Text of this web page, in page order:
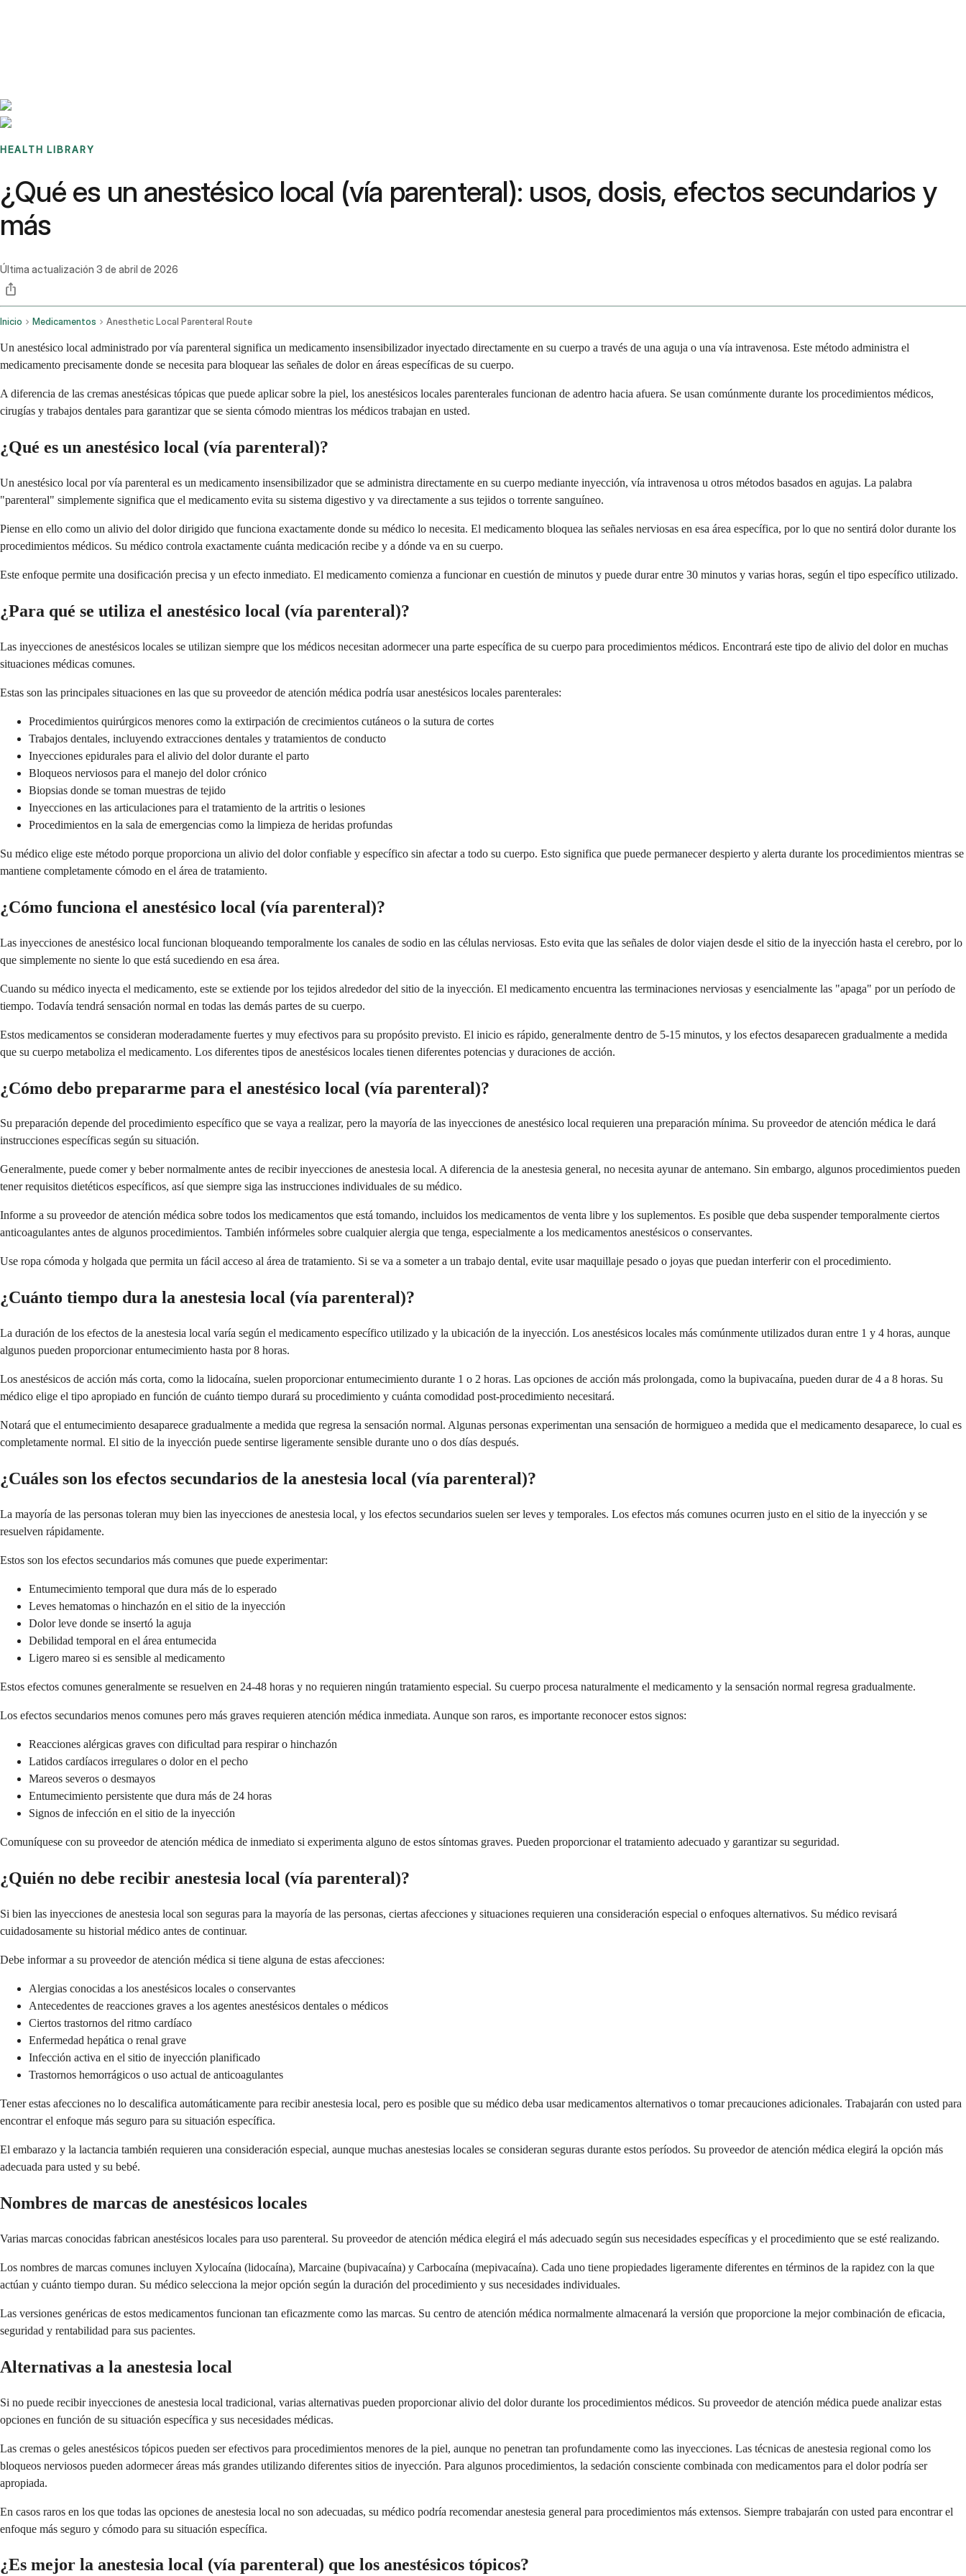
HEALTH LIBRARY
¿Qué es un anestésico local (vía parenteral): usos, dosis, efectos secundarios y
más
Última actualización 3 de abril de 2026
Inicio Medicamentos Anesthetic Local Parenteral Route
Un anestésico local administrado por vía parenteral significa un medicamento insensibilizador inyectado directamente en su cuerpo a través de una aguja o una vía intravenosa. Este método administra el
medicamento precisamente donde se necesita para bloquear las señales de dolor en áreas específicas de su cuerpo.
A diferencia de las cremas anestésicas tópicas que puede aplicar sobre la piel, los anestésicos locales parenterales funcionan de adentro hacia afuera. Se usan comúnmente durante los procedimientos médicos,
cirugías y trabajos dentales para garantizar que se sienta cómodo mientras los médicos trabajan en usted.
¿Qué es un anestésico local (vía parenteral)?
Un anestésico local por vía parenteral es un medicamento insensibilizador que se administra directamente en su cuerpo mediante inyección, vía intravenosa u otros métodos basados en agujas. La palabra
"parenteral" simplemente significa que el medicamento evita su sistema digestivo y va directamente a sus tejidos o torrente sanguíneo.
Piense en ello como un alivio del dolor dirigido que funciona exactamente donde su médico lo necesita. El medicamento bloquea las señales nerviosas en esa área específica, por lo que no sentirá dolor durante los
procedimientos médicos. Su médico controla exactamente cuánta medicación recibe y a dónde va en su cuerpo.
Este enfoque permite una dosificación precisa y un efecto inmediato. El medicamento comienza a funcionar en cuestión de minutos y puede durar entre 30 minutos y varias horas, según el tipo específico utilizado.
¿Para qué se utiliza el anestésico local (vía parenteral)?
Las inyecciones de anestésicos locales se utilizan siempre que los médicos necesitan adormecer una parte específica de su cuerpo para procedimientos médicos. Encontrará este tipo de alivio del dolor en muchas
situaciones médicas comunes.
Estas son las principales situaciones en las que su proveedor de atención médica podría usar anestésicos locales parenterales:
Procedimientos quirúrgicos menores como la extirpación de crecimientos cutáneos o la sutura de cortes
Trabajos dentales, incluyendo extracciones dentales y tratamientos de conducto
Inyecciones epidurales para el alivio del dolor durante el parto
Bloqueos nerviosos para el manejo del dolor crónico
Biopsias donde se toman muestras de tejido
Inyecciones en las articulaciones para el tratamiento de la artritis o lesiones
Procedimientos en la sala de emergencias como la limpieza de heridas profundas
Su médico elige este método porque proporciona un alivio del dolor confiable y específico sin afectar a todo su cuerpo. Esto significa que puede permanecer despierto y alerta durante los procedimientos mientras se
mantiene completamente cómodo en el área de tratamiento.
¿Cómo funciona el anestésico local (vía parenteral)?
Las inyecciones de anestésico local funcionan bloqueando temporalmente los canales de sodio en las células nerviosas. Esto evita que las señales de dolor viajen desde el sitio de la inyección hasta el cerebro, por lo
que simplemente no siente lo que está sucediendo en esa área.
Cuando su médico inyecta el medicamento, este se extiende por los tejidos alrededor del sitio de la inyección. El medicamento encuentra las terminaciones nerviosas y esencialmente las "apaga" por un período de
tiempo. Todavía tendrá sensación normal en todas las demás partes de su cuerpo.
Estos medicamentos se consideran moderadamente fuertes y muy efectivos para su propósito previsto. El inicio es rápido, generalmente dentro de 5-15 minutos, y los efectos desaparecen gradualmente a medida
que su cuerpo metaboliza el medicamento. Los diferentes tipos de anestésicos locales tienen diferentes potencias y duraciones de acción.
¿Cómo debo prepararme para el anestésico local (vía parenteral)?
Su preparación depende del procedimiento específico que se vaya a realizar, pero la mayoría de las inyecciones de anestésico local requieren una preparación mínima. Su proveedor de atención médica le dará
instrucciones específicas según su situación.
Generalmente, puede comer y beber normalmente antes de recibir inyecciones de anestesia local. A diferencia de la anestesia general, no necesita ayunar de antemano. Sin embargo, algunos procedimientos pueden
tener requisitos dietéticos específicos, así que siempre siga las instrucciones individuales de su médico.
Informe a su proveedor de atención médica sobre todos los medicamentos que está tomando, incluidos los medicamentos de venta libre y los suplementos. Es posible que deba suspender temporalmente ciertos
anticoagulantes antes de algunos procedimientos. También infórmeles sobre cualquier alergia que tenga, especialmente a los medicamentos anestésicos o conservantes.
Use ropa cómoda y holgada que permita un fácil acceso al área de tratamiento. Si se va a someter a un trabajo dental, evite usar maquillaje pesado o joyas que puedan interferir con el procedimiento.
¿Cuánto tiempo dura la anestesia local (vía parenteral)?
La duración de los efectos de la anestesia local varía según el medicamento específico utilizado y la ubicación de la inyección. Los anestésicos locales más comúnmente utilizados duran entre 1 y 4 horas, aunque
algunos pueden proporcionar entumecimiento hasta por 8 horas.
Los anestésicos de acción más corta, como la lidocaína, suelen proporcionar entumecimiento durante 1 o 2 horas. Las opciones de acción más prolongada, como la bupivacaína, pueden durar de 4 a 8 horas. Su
médico elige el tipo apropiado en función de cuánto tiempo durará su procedimiento y cuánta comodidad post-procedimiento necesitará.
Notará que el entumecimiento desaparece gradualmente a medida que regresa la sensación normal. Algunas personas experimentan una sensación de hormigueo a medida que el medicamento desaparece, lo cual es
completamente normal. El sitio de la inyección puede sentirse ligeramente sensible durante uno o dos días después.
¿Cuáles son los efectos secundarios de la anestesia local (vía parenteral)?
La mayoría de las personas toleran muy bien las inyecciones de anestesia local, y los efectos secundarios suelen ser leves y temporales. Los efectos más comunes ocurren justo en el sitio de la inyección y se
resuelven rápidamente.
Estos son los efectos secundarios más comunes que puede experimentar:
Entumecimiento temporal que dura más de lo esperado
Leves hematomas o hinchazón en el sitio de la inyección
Dolor leve donde se insertó la aguja
Debilidad temporal en el área entumecida
Ligero mareo si es sensible al medicamento
Estos efectos comunes generalmente se resuelven en 24-48 horas y no requieren ningún tratamiento especial. Su cuerpo procesa naturalmente el medicamento y la sensación normal regresa gradualmente.
Los efectos secundarios menos comunes pero más graves requieren atención médica inmediata. Aunque son raros, es importante reconocer estos signos:
Reacciones alérgicas graves con dificultad para respirar o hinchazón
Latidos cardíacos irregulares o dolor en el pecho
Mareos severos o desmayos
Entumecimiento persistente que dura más de 24 horas
Signos de infección en el sitio de la inyección
Comuníquese con su proveedor de atención médica de inmediato si experimenta alguno de estos síntomas graves. Pueden proporcionar el tratamiento adecuado y garantizar su seguridad.
¿Quién no debe recibir anestesia local (vía parenteral)?
Si bien las inyecciones de anestesia local son seguras para la mayoría de las personas, ciertas afecciones y situaciones requieren una consideración especial o enfoques alternativos. Su médico revisará
cuidadosamente su historial médico antes de continuar.
Debe informar a su proveedor de atención médica si tiene alguna de estas afecciones:
Alergias conocidas a los anestésicos locales o conservantes
Antecedentes de reacciones graves a los agentes anestésicos dentales o médicos
Ciertos trastornos del ritmo cardíaco
Enfermedad hepática o renal grave
Infección activa en el sitio de inyección planificado
Trastornos hemorrágicos o uso actual de anticoagulantes
Tener estas afecciones no lo descalifica automáticamente para recibir anestesia local, pero es posible que su médico deba usar medicamentos alternativos o tomar precauciones adicionales. Trabajarán con usted para
encontrar el enfoque más seguro para su situación específica.
El embarazo y la lactancia también requieren una consideración especial, aunque muchas anestesias locales se consideran seguras durante estos períodos. Su proveedor de atención médica elegirá la opción más
adecuada para usted y su bebé.
Nombres de marcas de anestésicos locales
Varias marcas conocidas fabrican anestésicos locales para uso parenteral. Su proveedor de atención médica elegirá el más adecuado según sus necesidades específicas y el procedimiento que se esté realizando.
Los nombres de marcas comunes incluyen Xylocaína (lidocaína), Marcaine (bupivacaína) y Carbocaína (mepivacaína). Cada uno tiene propiedades ligeramente diferentes en términos de la rapidez con la que
actúan y cuánto tiempo duran. Su médico selecciona la mejor opción según la duración del procedimiento y sus necesidades individuales.
Las versiones genéricas de estos medicamentos funcionan tan eficazmente como las marcas. Su centro de atención médica normalmente almacenará la versión que proporcione la mejor combinación de eficacia,
seguridad y rentabilidad para sus pacientes.
Alternativas a la anestesia local
Si no puede recibir inyecciones de anestesia local tradicional, varias alternativas pueden proporcionar alivio del dolor durante los procedimientos médicos. Su proveedor de atención médica puede analizar estas
opciones en función de su situación específica y sus necesidades médicas.
Las cremas o geles anestésicos tópicos pueden ser efectivos para procedimientos menores de la piel, aunque no penetran tan profundamente como las inyecciones. Las técnicas de anestesia regional como los
bloqueos nerviosos pueden adormecer áreas más grandes utilizando diferentes sitios de inyección. Para algunos procedimientos, la sedación consciente combinada con medicamentos para el dolor podría ser
apropiada.
En casos raros en los que todas las opciones de anestesia local no son adecuadas, su médico podría recomendar anestesia general para procedimientos más extensos. Siempre trabajarán con usted para encontrar el
enfoque más seguro y cómodo para su situación específica.
¿Es mejor la anestesia local (vía parenteral) que los anestésicos tópicos?